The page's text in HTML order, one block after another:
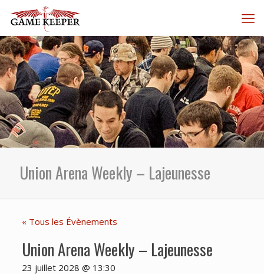
Union Arena Weekly – Lajeunesse
« Tous les Évènements
Union Arena Weekly – Lajeunesse
23 juillet 2028 @ 13:30